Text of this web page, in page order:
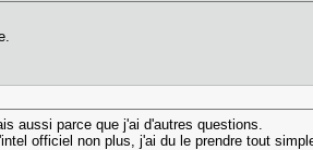
aussi parce que j'ai d'autres questions.
officiel non plus, j'ai du le prendre tout